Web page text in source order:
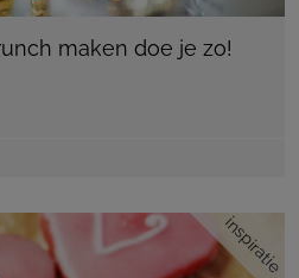
maken doe je zo!
inspiratie